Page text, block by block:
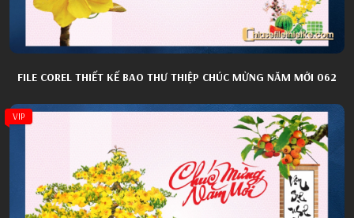
FILE COREL THIẾT KẾ BAO THƯ THIỆP CHÚC MỪNG NĂM MỚI 062
VIP